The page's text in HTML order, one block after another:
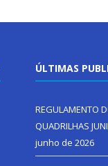
ÚLTIMAS
REGULAMENTO
QUADRILHAS
junho de 2026